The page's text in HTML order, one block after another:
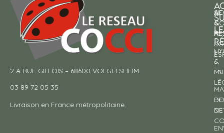
2 A RUE GILLOIS – 68600 VOLGELSHEIM
03 89 72 05 35
Livraison en France métropolitaine.
&
&
DE
SE
À
DE
!